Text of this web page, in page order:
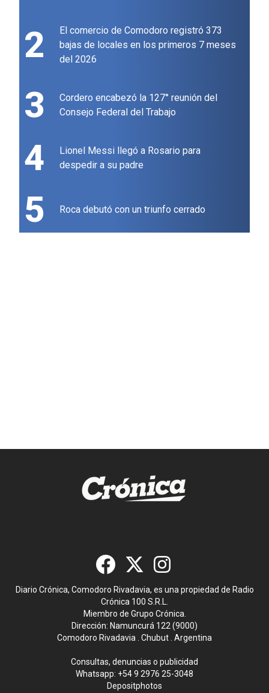
2
El comercio de Comodoro registró 373
bajas de locales en los primeros 7 meses
del 2026
3
Cordero encabezó la 127° reunión del
Consejo Federal del Trabajo
4
Lionel Messi llegó a Rosario para
despedir a su padre
5 Roca debutó con un triunfo cerrado
Diario Crónica, Comodoro Rivadavia, es una propiedad de Radio
Crónica 100 S.R.L.
Miembro de Grupo Crónica.
Dirección: Namuncurá 122 (9000)
Comodoro Rivadavia . Chubut . Argentina
Consultas, denuncias o publicidad
Whatsapp: +54 9 2976 25-3048
Depositphotos